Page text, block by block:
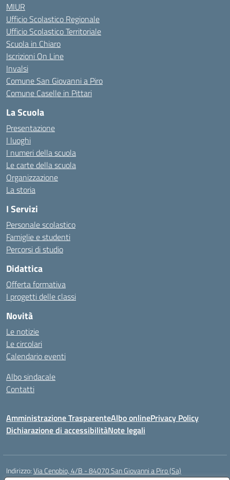
MIUR
Ufficio Scolastico Regionale
Ufficio Scolastico Territoriale
Scuola in Chiaro
Iscrizioni On Line
Invalsi
Comune San Giovanni a Piro
Comune Caselle in Pittari
La Scuola
Presentazione
I luoghi
I numeri della scuola
Le carte della scuola
Organizzazione
La storia
I Servizi
Personale scolastico
Famiglie e studenti
Percorsi di studio
Didattica
Offerta formativa
I progetti delle classi
Novità
Le notizie
Le circolari
Calendario eventi
Albo sindacale
Contatti
Amministrazione TrasparenteAlbo onlinePrivacy Policy
Dichiarazione di accessibilitàNote legali
Indirizzo:Via Cenobio, 4/B - 84070 San Giovanni a Piro (Sa)